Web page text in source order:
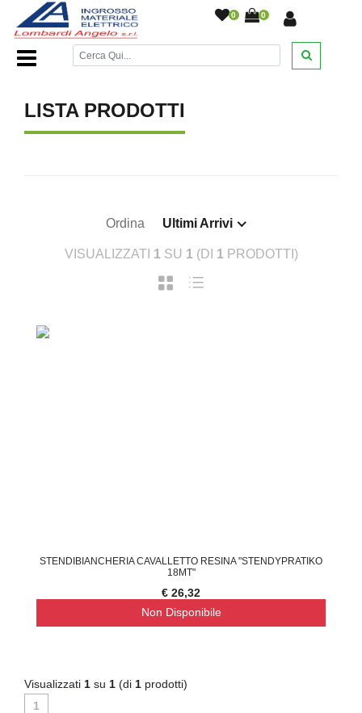
0 0
Home Page//
LISTA PRODOTTI
Ordina Ultimi Arrivi
VISUALIZZATI 1 SU 1 (DI 1 PRODOTTI)
STENDIBIANCHERIA CAVALLETTO RESINA "STENDYPRATIKO
18MT"
€ 26,32
Non Disponibile
Visualizzati 1 su 1 (di 1 prodotti)
1